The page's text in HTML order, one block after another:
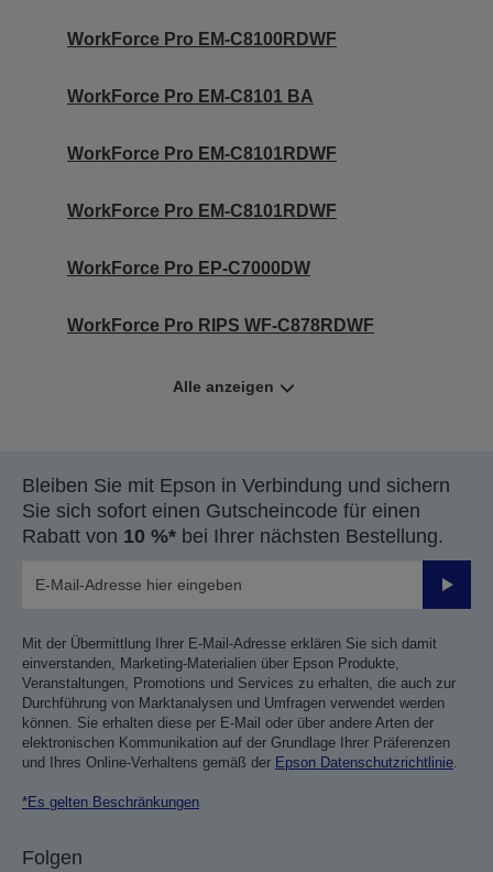
WorkForce Pro EM-C8100RDWF
WorkForce Pro EM-C8101 BA
WorkForce Pro EM-C8101RDWF
WorkForce Pro EM-C8101RDWF
WorkForce Pro EP-C7000DW
WorkForce Pro RIPS WF-C878RDWF
Alle anzeigen
Bleiben Sie mit Epson in Verbindung und sichern
Sie sich sofort einen Gutscheincode für einen
Rabatt von 10 %* bei Ihrer nächsten Bestellung.
Mit der Übermittlung Ihrer E-Mail-Adresse erklären Sie sich damit
einverstanden, Marketing-Materialien über Epson Produkte,
Veranstaltungen, Promotions und Services zu erhalten, die auch zur
Durchführung von Marktanalysen und Umfragen verwendet werden
können. Sie erhalten diese per E-Mail oder über andere Arten der
elektronischen Kommunikation auf der Grundlage Ihrer Präferenzen
und Ihres Online-Verhaltens gemäß der Epson Datenschutzrichtlinie.
*Es gelten Beschränkungen
Folgen